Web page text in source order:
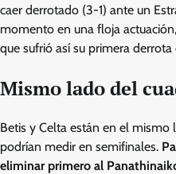
caer derrotado (3-1) ante un
momento en una floja
que sufrió así su primera derrota
Mismo lado del
Betis y Celta están en el
podrían medir en semifinales.
eliminar primero al